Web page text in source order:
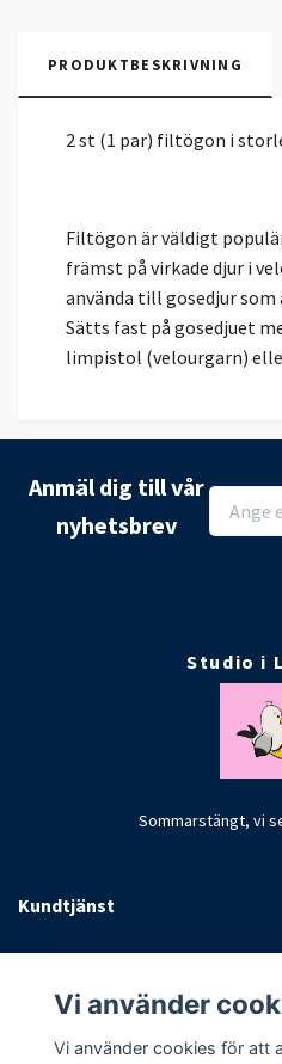
PRODUKTBESKRIVNING
2 st (1 par) filtögon i
Filtögon är väldigt
främst på virkade djur i
använda till gosedjur som
Sätts fast på gosedjuet
limpistol (velourgarn)
Anmäl dig till vår
nyhetsbrev
Studio i
Sommarstängt, vi
Kundtjänst
Vi använder
Vi använder cookies för att